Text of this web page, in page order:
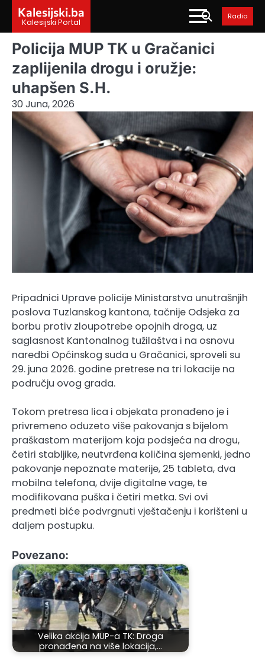
content
Kalesijski.ba
Kalesijski Portal
Radio
Policija MUP TK u Gračanici
zaplijenila drogu i oružje:
uhapšen S.H.
30 Juna, 2026
Pripadnici Uprave policije Ministarstva unutrašnjih
poslova Tuzlanskog kantona, tačnije Odsjeka za
borbu protiv zloupotrebe opojnih droga, uz
saglasnost Kantonalnog tužilaštva i na osnovu
naredbi Općinskog suda u Gračanici, sproveli su
29. juna 2026. godine pretrese na tri lokacije na
području ovog grada.
Tokom pretresa lica i objekata pronađeno je i
privremeno oduzeto više pakovanja s bijelom
praškastom materijom koja podsjeća na drogu,
četiri stabljike, neutvrđena količina sjemenki, jedno
pakovanje nepoznate materije, 25 tableta, dva
mobilna telefona, dvije digitalne vage, te
modifikovana puška i četiri metka. Svi ovi
predmeti biće podvrgnuti vještačenju i korišteni u
daljem postupku.
Povezano:
Velika akcija MUP-a TK: Droga
pronađena na više lokacija,…